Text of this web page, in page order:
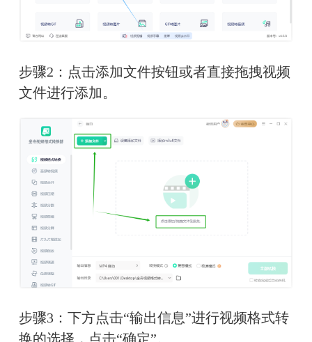
步骤2：点击添加文件按钮或者直接拖拽视频
文件进行添加。
步骤3：下方点击“输出信息”进行视频格式转
换的选择，点击“确定”。